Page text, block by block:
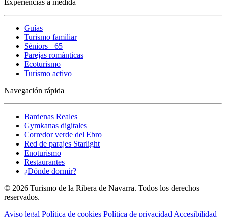
Guías
Turismo familiar
Séniors +65
Parejas románticas
Ecoturismo
Turismo activo
Navegación rápida
Bardenas Reales
Gymkanas digitales
Corredor verde del Ebro
Red de parajes Starlight
Enoturismo
Restaurantes
¿Dónde dormir?
© 2026 Turismo de la Ribera de Navarra. Todos los derechos
reservados.
Aviso legal Política de cookies Política de privacidad Accesibilidad